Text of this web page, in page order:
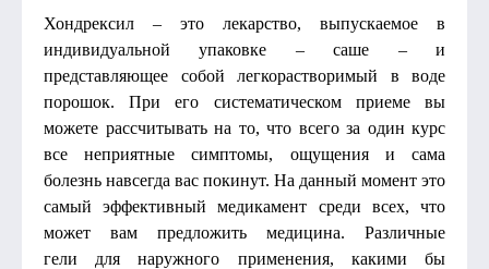
Хондрексил – это лекарство, выпускаемое в
индивидуальной упаковке – саше – и
представляющее собой легкорастворимый в воде
порошок. При его систематическом приеме вы
можете рассчитывать на то, что всего за один курс
все неприятные симптомы, ощущения и сама
болезнь навсегда вас покинут. На данный момент это
самый эффективный медикамент среди всех, что
может вам предложить медицина. Различные
гели для наружного применения, какими бы